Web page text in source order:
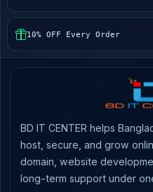
10% OFF Every Order
BD IT CENTER helps
host, secure, and grow
domain, website
long-term support under